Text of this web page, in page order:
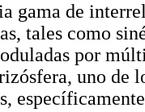
gama de
tales como
por
uno de